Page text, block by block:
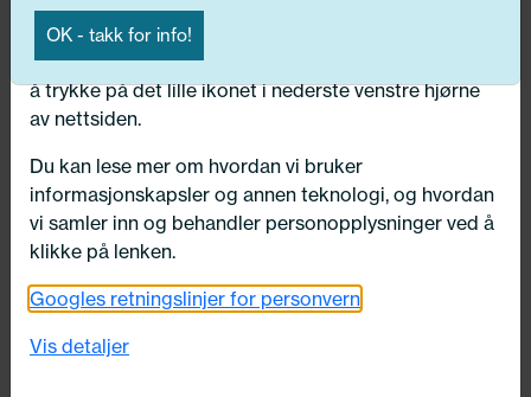
N
Velg kjøretøy
Drivverk
Motor, Drivstoff og Eksos
innstillingene».
Du kan trekke tilbake samtykket ditt til enhver tid ved
å trykke på det lille ikonet i nederste venstre hjørne
av nettsiden.
Du kan lese mer om hvordan vi bruker
informasjonskapsler og annen teknologi, og hvordan
vi samler inn og behandler personopplysninger ved å
klikke på lenken.
Googles retningslinjer for personvern
Vis detaljer
OK - takk for info!